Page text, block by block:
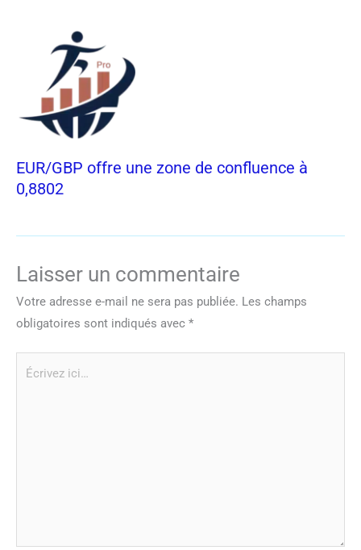
EUR/GBP offre une zone de confluence à
0,8802
Laisser un commentaire
Votre adresse e-mail ne sera pas publiée. Les champs
obligatoires sont indiqués avec *